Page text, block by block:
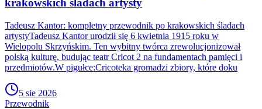
krakowskich śladach artysty
Tadeusz Kantor: kompletny przewodnik po krakowskich śladach
artystyTadeusz Kantor urodził się 6 kwietnia 1915 roku w
Wielopolu Skrzyńskim. Ten wybitny twórca zrewolucjonizował
polską kulturę, budując teatr Cricot 2 na fundamentach pamięci i
przedmiotów.W pigułce:Cricoteka gromadzi zbiory, które doku
5 sie 2026
Przewodnik